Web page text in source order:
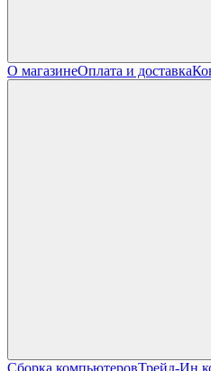
О магазинеОплата и доставка
Сборка компьютеровТрейд-Ин